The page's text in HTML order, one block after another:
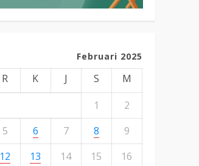
Februari 2025
R K J S
M
1
2
5 6 7 8
9
12 13 14 15
16